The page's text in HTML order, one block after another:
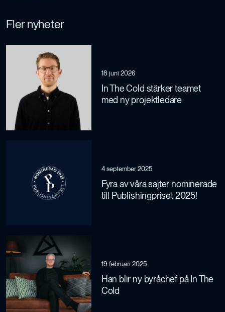
Fler nyheter
18 juni 2026
In The Cold stärker teamet
med ny projektledare
4 september 2025
Fyra av våra sajter nominerade
till Publishingpriset 2025!
19 februari 2025
Han blir ny byråchef på In The
Cold